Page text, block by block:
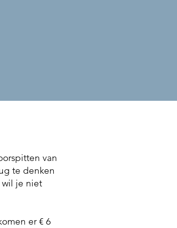
van
te denken
je niet
er € 6